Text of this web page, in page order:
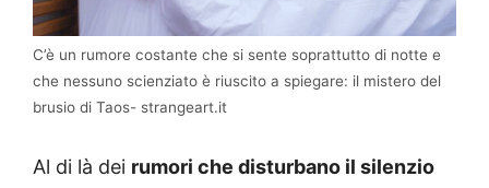
C’è un rumore costante che si sente soprattutto di notte e
che nessuno scienziato è riuscito a spiegare: il mistero del
brusio di Taos- strangeart.it
Al di là dei rumori che disturbano il silenzio